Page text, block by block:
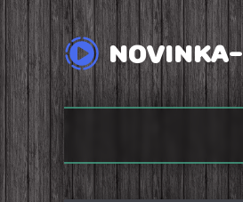
NOVINKA-
Викинги: Вальхалла